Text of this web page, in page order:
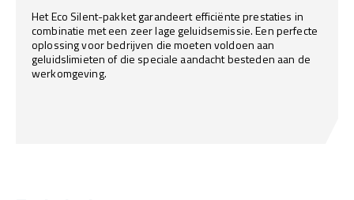
Het Eco Silent-pakket garandeert efficiënte prestaties in
combinatie met een zeer lage geluidsemissie. Een perfecte
oplossing voor bedrijven die moeten voldoen aan
geluidslimieten of die speciale aandacht besteden aan de
werkomgeving.